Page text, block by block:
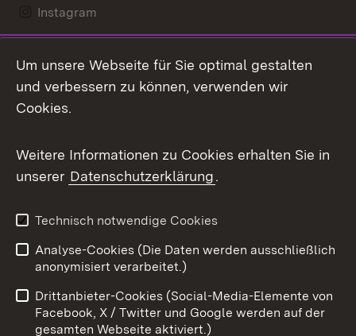
Instagram
Mastodon
Messenger
Social Wall
X / Twitter
Youtube
Benutzungshinweise
Barrierefreiheit
Datenschutz
Cookies
Um unsere Webseite für Sie optimal gestalten
und verbessern zu können, verwenden wir
Cookies.
Weitere Informationen zu Cookies erhalten Sie in
unserer Datenschutzerklärung.
Technisch notwendige Cookies
Analyse-Cookies (Die Daten werden ausschließlich
anonymisiert verarbeitet.)
Drittanbieter-Cookies (Social-Media-Elemente von
Facebook, X / Twitter und Google werden auf der
gesamten Webseite aktiviert.)